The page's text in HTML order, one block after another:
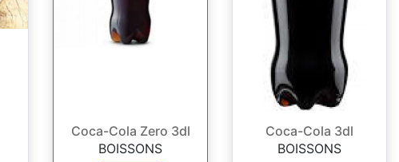
Coca-Cola Zero 3dl
BOISSONS
Coca-Cola 3dl
BOISSONS